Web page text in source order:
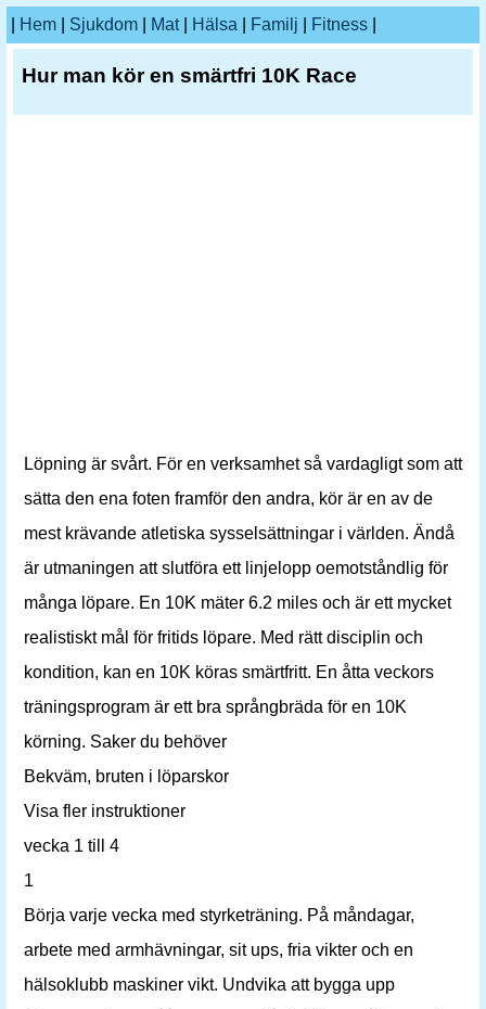
Hem Sjukdom Mat| Hälsa Familj Fitness
Hur man kör en smärtfri 10K Race
Löpning är svårt. För en verksamhet så vardagligt som att
sätta den ena foten framför den andra, kör är en av de
mest krävande atletiska sysselsättningar i världen. Ändå
är utmaningen att slutföra ett linjelopp oemotståndlig för
många löpare. En 10K mäter 6.2 miles och är ett mycket
realistiskt mål för fritids löpare. Med rätt disciplin och
kondition, kan en 10K köras smärtfritt. En åtta veckors
träningsprogram är ett bra språngbräda för en 10K
körning. Saker du behöver
Bekväm, bruten i löparskor
Visa fler instruktioner
vecka 1 till 4
1
Börja varje vecka med styrketräning. På måndagar,
arbete med armhävningar, sit ups, fria vikter och en
hälsoklubb maskiner vikt. Undvika att bygga upp